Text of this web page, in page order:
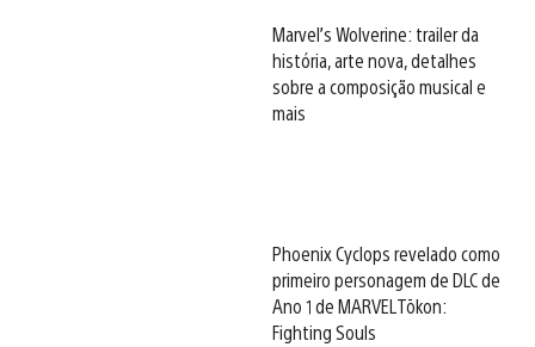
Marvel’s Wolverine: trailer da
história, arte nova, detalhes
sobre a composição musical e
mais
Phoenix Cyclops revelado como
primeiro personagem de DLC de
Ano 1 de MARVEL Tōkon:
Fighting Souls